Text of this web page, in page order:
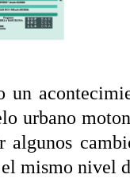
un
urbano
algunos
mismo